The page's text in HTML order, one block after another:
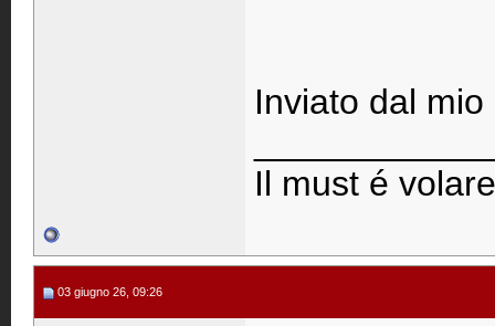
Inviato dal
Il must é
03 giugno 26, 09:26